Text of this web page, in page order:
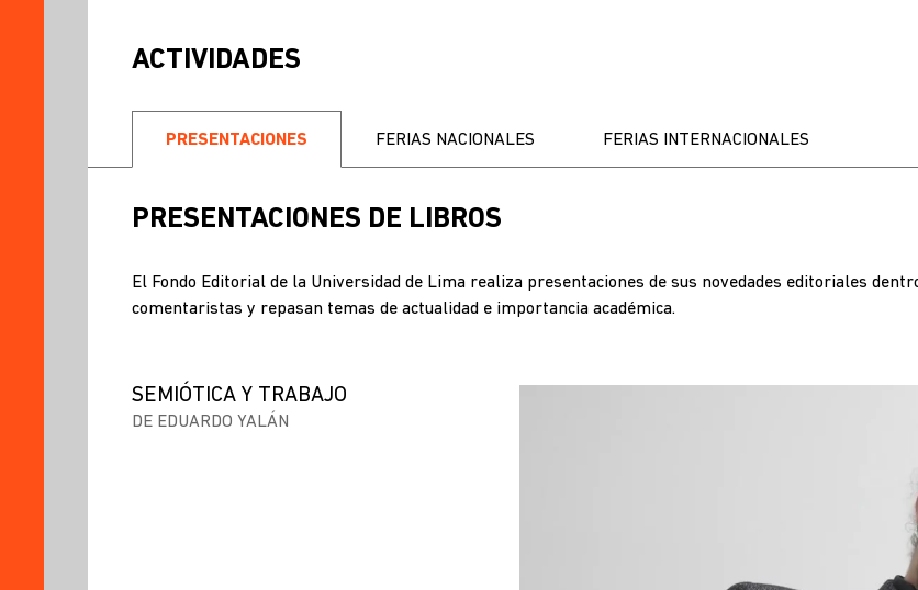
ACTIVIDADES
PRESENTACIONES FERIAS NACIONALES FERIAS INTERNACIONALES
PRESENTACIONES DE LIBROS
El Fondo Editorial de la Universidad de Lima realiza presentaciones de sus novedades editoriales
comentaristas y repasan temas de actualidad e importancia académica.
SEMIÓTICA Y TRABAJO
DE EDUARDO YALÁN